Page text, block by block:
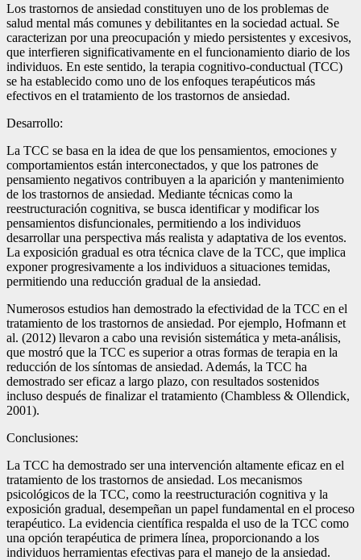
Los trastornos de ansiedad constituyen uno de los problemas de
salud mental más comunes y debilitantes en la sociedad actual. Se
caracterizan por una preocupación y miedo persistentes y excesivos,
que interfieren significativamente en el funcionamiento diario de los
individuos. En este sentido, la terapia cognitivo-conductual (TCC)
se ha establecido como uno de los enfoques terapéuticos más
efectivos en el tratamiento de los trastornos de ansiedad.
Desarrollo:
La TCC se basa en la idea de que los pensamientos, emociones y
comportamientos están interconectados, y que los patrones de
pensamiento negativos contribuyen a la aparición y mantenimiento
de los trastornos de ansiedad. Mediante técnicas como la
reestructuración cognitiva, se busca identificar y modificar los
pensamientos disfuncionales, permitiendo a los individuos
desarrollar una perspectiva más realista y adaptativa de los eventos.
La exposición gradual es otra técnica clave de la TCC, que implica
exponer progresivamente a los individuos a situaciones temidas,
permitiendo una reducción gradual de la ansiedad.
Numerosos estudios han demostrado la efectividad de la TCC en el
tratamiento de los trastornos de ansiedad. Por ejemplo, Hofmann et
al. (2012) llevaron a cabo una revisión sistemática y meta-análisis,
que mostró que la TCC es superior a otras formas de terapia en la
reducción de los síntomas de ansiedad. Además, la TCC ha
demostrado ser eficaz a largo plazo, con resultados sostenidos
incluso después de finalizar el tratamiento (Chambless & Ollendick,
2001).
Conclusiones:
La TCC ha demostrado ser una intervención altamente eficaz en el
tratamiento de los trastornos de ansiedad. Los mecanismos
psicológicos de la TCC, como la reestructuración cognitiva y la
exposición gradual, desempeñan un papel fundamental en el proceso
terapéutico. La evidencia científica respalda el uso de la TCC como
una opción terapéutica de primera línea, proporcionando a los
individuos herramientas efectivas para el manejo de la ansiedad.